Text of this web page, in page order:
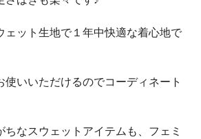
ェット生地で１年中快適な着心地で
使いいただけるのでコーディネート
ちなスウェットアイテムも、フェミ